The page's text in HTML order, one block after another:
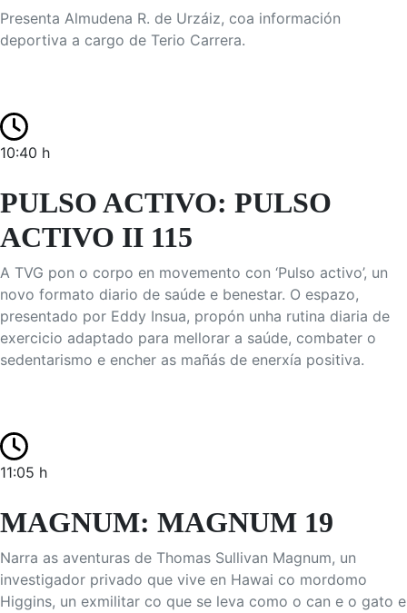
Presenta Almudena R. de Urzáiz, coa información
deportiva a cargo de Terio Carrera.
10:40 h
PULSO ACTIVO: PULSO
ACTIVO II 115
A TVG pon o corpo en movemento con ‘Pulso activo’, un
novo formato diario de saúde e benestar. O espazo,
presentado por Eddy Insua, propón unha rutina diaria de
exercicio adaptado para mellorar a saúde, combater o
sedentarismo e encher as mañás de enerxía positiva.
11:05 h
MAGNUM: MAGNUM 19
Narra as aventuras de Thomas Sullivan Magnum, un
investigador privado que vive en Hawai co mordomo
Higgins, un exmilitar co que se leva como o can e o gato e